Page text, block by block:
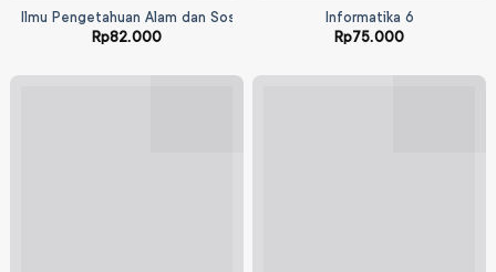
Ilmu Pengetahuan Alam dan Sosial 6 (Revisi)
Rp82.000
Informatika 6
Rp75.000